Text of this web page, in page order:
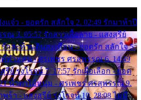
แจ๋ว - ยอดรัก สลักใจ 2. 02:49 รักมาห้าปี
ณ 3. 05:57 รักสาวเสื้อลาย - แสงสุรีย์
รักสะท้านดินสะเทือน - ยอดรัก สลักใจ 5.
ค์ทำหล่น - ศรเพชร ศรสุพรรณ 6. 14:49
รีย์ รุ่งโรจน์ 7. 17:57 รักเผื่อเลือก - ยอด
น้ำตาไอ้หนุ่ม - ศรเพชร ศรสุพรรณ 9.
ร้า - แสงสุรีย์ รุ่งโรจน์ 10. 28:08 ไม่มี